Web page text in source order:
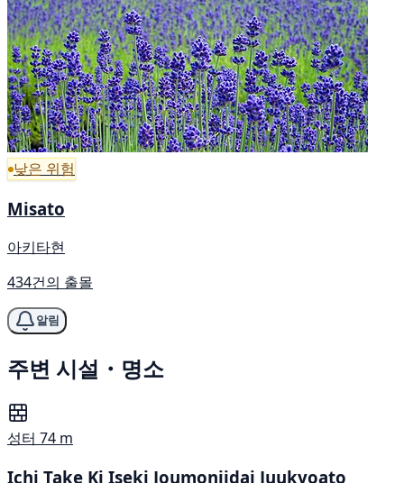
낮은 위험
Misato
아키타현
434건의 출몰
알림
주변 시설・명소
성터 74 m
Ichi Take Ki Iseki Joumonjidai Juukyoato